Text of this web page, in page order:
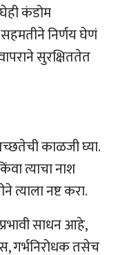
कंडोम
सहमतीने निर्णय घेणं
सुरक्षिततेत
काळजी घ्या.
त्याचा नाश
त्याला नष्ट करा.
साधन आहे,
गर्भनिरोधक तसेच